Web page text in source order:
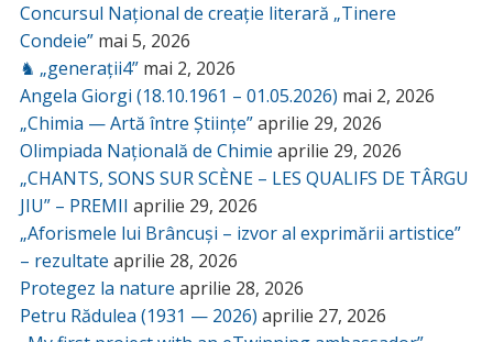
Concursul Național de creație literară „Tinere
Condeie” mai 5, 2026
♞ „generații4” mai 2, 2026
Angela Giorgi (18.10.1961 – 01.05.2026) mai 2, 2026
„Chimia — Artă între Științe”aprilie 29, 2026
Olimpiada Națională de Chimie aprilie 29, 2026
„CHANTS, SONS SUR SCÈNE – LES QUALIFS DE TÂRGU
JIU” – PREMII aprilie 29, 2026
„Aforismele lui Brâncuși – izvor al exprimării artistice”
– rezultate aprilie 28, 2026
Protegez la nature aprilie 28, 2026
Petru Rădulea (1931 — 2026) aprilie 27, 2026